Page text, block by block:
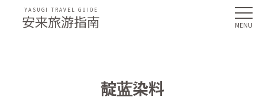
安来旅游指南
YASUGI TRAVEL GUIDE
靛蓝染料